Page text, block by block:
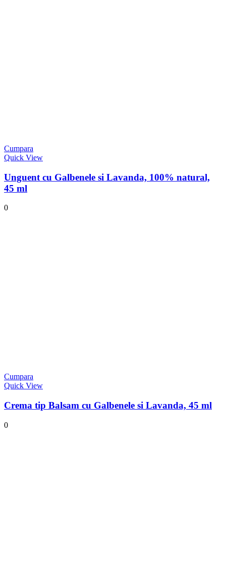
Cumpara
Quick View
Unguent cu Galbenele si Lavanda, 100% natural,
45 ml
0
Cumpara
Quick View
Crema tip Balsam cu Galbenele si Lavanda, 45 ml
0